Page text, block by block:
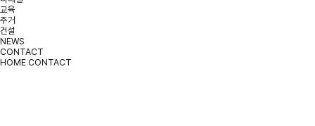
교육
주거
건설
NEWS
CONTACT
HOME CONTACT